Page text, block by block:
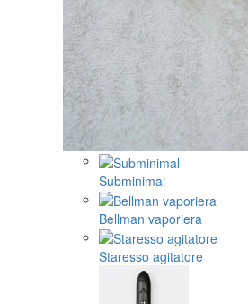
Subminimal
Bellman vaporiera
Staresso agitatore